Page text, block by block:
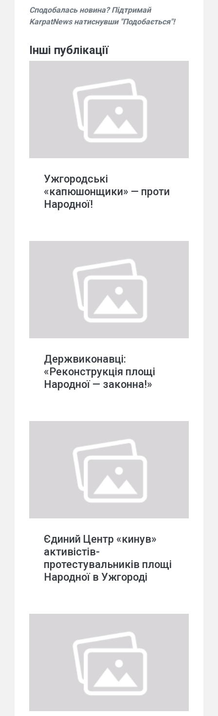
Сподобалась новина? Підтримай
KarpatNews натиснувши "Подобається"!
Інші публікації
Ужгородські
«капюшонщики» — проти
Народної!
Держвиконавці:
«Реконструкція площі
Народної — законна!»
Єдиний Центр «кинув»
активістів-
протестувальників площі
Народної в Ужгороді